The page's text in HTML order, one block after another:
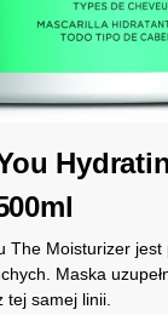
The Moisturizer
Maska
tej samej linii.